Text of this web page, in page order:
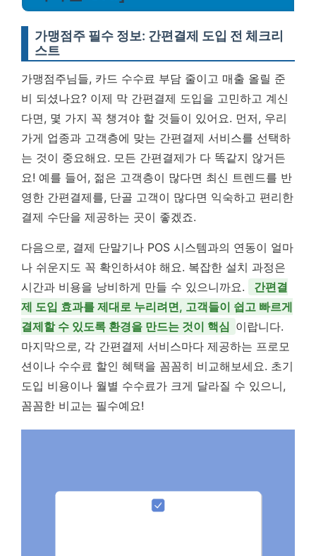
가맹점주 필수 정보: 간편결제 도입 전 체크리
스트
가맹점주님들, 카드 수수료 부담 줄이고 매출 올릴 준
비 되셨나요? 이제 막 간편결제 도입을 고민하고 계신
다면, 몇 가지 꼭 챙겨야 할 것들이 있어요. 먼저, 우리
가게 업종과 고객층에 맞는 간편결제 서비스를 선택하
는 것이 중요해요. 모든 간편결제가 다 똑같지 않거든
요! 예를 들어, 젊은 고객층이 많다면 최신 트렌드를 반
영한 간편결제를, 단골 고객이 많다면 익숙하고 편리한
결제 수단을 제공하는 곳이 좋겠죠.
다음으로, 결제 단말기나 POS 시스템과의 연동이 얼마
나 쉬운지도 꼭 확인하셔야 해요. 복잡한 설치 과정은
시간과 비용을 낭비하게 만들 수 있으니까요.
간편결
제 도입 효과를 제대로 누리려면, 고객들이 쉽고 빠르게
결제할 수 있도록 환경을 만드는 것이 핵심 이랍니다.
마지막으로, 각 간편결제 서비스마다 제공하는 프로모
션이나 수수료 할인 혜택을 꼼꼼히 비교해보세요. 초기
도입 비용이나 월별 수수료가 크게 달라질 수 있으니,
꼼꼼한 비교는 필수예요!